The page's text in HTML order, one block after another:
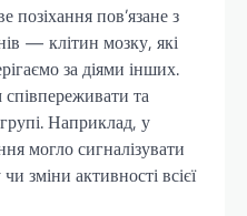
пов’язане з
— клітин мозку, які
за діями інших.
та
Наприклад, у
могло сигналізувати
зміни активності всієї